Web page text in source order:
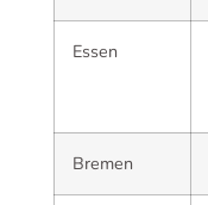
Essen
Bremen